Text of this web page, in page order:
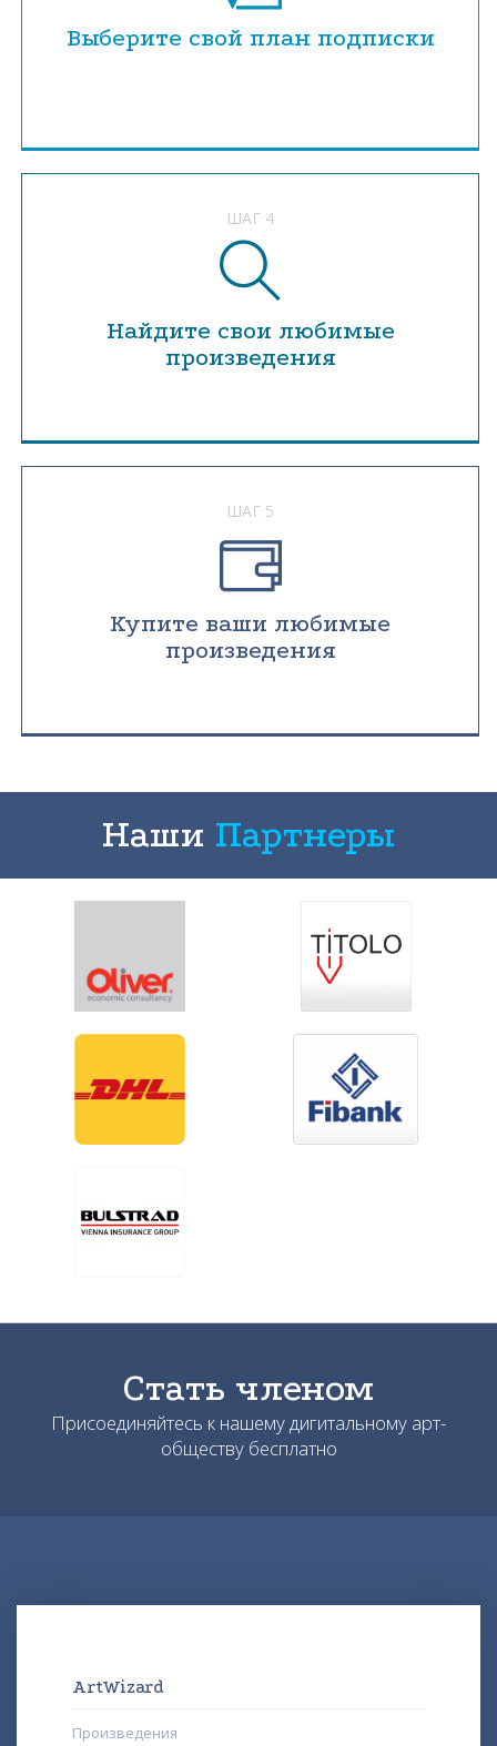
Выберите свой план подписки
ШАГ 4
Найдите свои любимые
произведения
ШАГ 5
Купите ваши любимые
произведения
Наши Партнеры
Стать членом
Присоединяйтесь к нашему дигитальному арт-
обществу бесплатно
ArtWizard
Произведения